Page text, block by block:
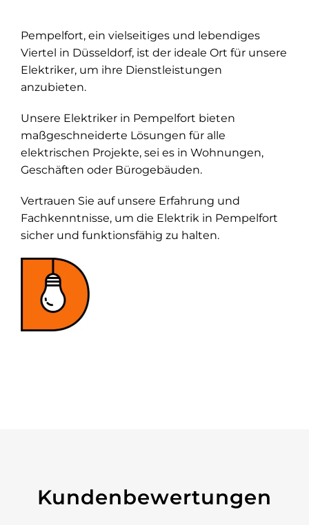
Pempelfort, ein vielseitiges und lebendiges
Viertel in Düsseldorf, ist der ideale Ort für unsere
Elektriker, um ihre Dienstleistungen
anzubieten.
Unsere Elektriker in Pempelfort bieten
maßgeschneiderte Lösungen für alle
elektrischen Projekte, sei es in Wohnungen,
Geschäften oder Bürogebäuden.
Vertrauen Sie auf unsere Erfahrung und
Fachkenntnisse, um die Elektrik in Pempelfort
sicher und funktionsfähig zu halten.
Kundenbewertungen